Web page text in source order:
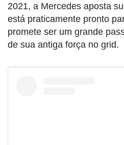
2021, a Mercedes aposta
está praticamente pronto
promete ser um grande
de sua antiga força no grid.